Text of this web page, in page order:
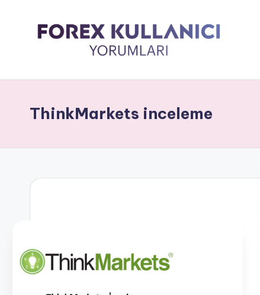
ThinkMarkets inceleme